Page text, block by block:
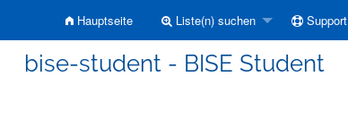
Hauptseite Liste(n) suchen Support
bise-student - BISE Student